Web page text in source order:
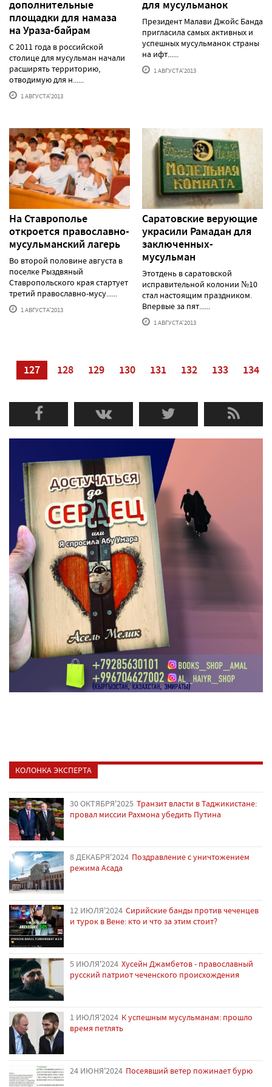
дополнительные
площадки для намаза
на Ураза-байрам
С 2011 года в российской
столице для мусульман начали
расширять территорию,
отводимую для н......
1 АВГУСТА'2013
для мусульманок
Президент Малави Джойс Банда
пригласила самых активных и
успешных мусульманок страны
на ифт......
1 АВГУСТА'2013
На Ставрополье
откроется православно-
мусульманский лагерь
Во второй половине августа в
поселке Рыздвяный
Ставропольского края стартует
третий православно-мусу......
1 АВГУСТА'2013
Саратовские верующие
украсили Рамадан для
заключенных-
мусульман
Этотдень в саратовской
исправительной колонии №10
стал настоящим праздником.
Впервые за пят......
1 АВГУСТА'2013
127 128 129 130 131 132 133 134
КОЛОНКА ЭКСПЕРТА
30 ОКТЯБРЯ'2025 Транзит власти в Таджикистане:
провал миссии Рахмона убедить Путина
8 ДЕКАБРЯ'2024 Поздравление с уничтожением
режима Асада
12 ИЮЛЯ'2024 Сирийские банды против чеченцев
и турок в Вене: кто и что за этим стоит?
5 ИЮЛЯ'2024 Хусейн Джамбетов - православный
русский патриот чеченского происхождения
1 ИЮЛЯ'2024 К успешным мусульманам: прошло
время петлять
24 ИЮНЯ'2024 Посеявший ветер пожинает бурю